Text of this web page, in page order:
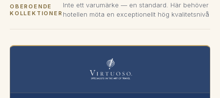
OBEROENDE
KOLLEKTIONER
Inte ett varumärke — en standard. Här behöver
hotellen möta en exceptionellt hög kvalitetsnivå